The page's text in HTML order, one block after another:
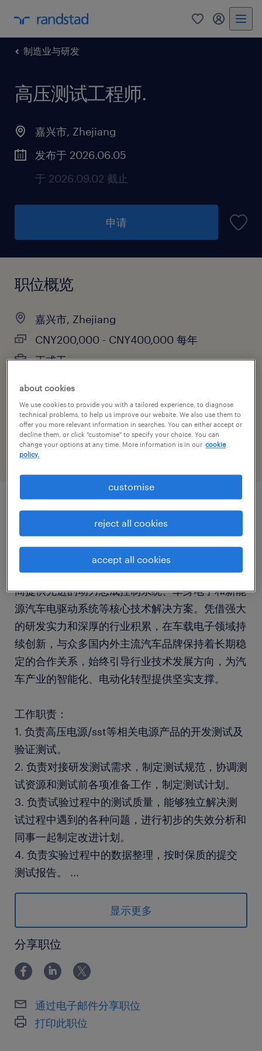
制造业与研发
高压测试工程师.
嘉兴市, Zhejiang
发布于 2026.06.05
于 2026.09.02 截止
申请
职位概览
嘉兴市, Zhejiang
CNY200,000 - CNY400,000 每年
正式工
主要职能
制造业与研发
该企业是汽车电子领域的佼佼者，专注于为整车厂
商提供先进的动力总成控制系统、车身电子和新能
源汽车电驱动系统等核心技术解决方案。凭借强大
的研发实力和深厚的行业积累，在车载电子领域持
续创新，与众多国内外主流汽车品牌保持着长期稳
定的合作关系，始终引导行业技术发展方向，为汽
车产业的智能化、电动化转型提供坚实支撑。​
工作职责：
1. 负责高压电源/sst等相关电源产品的开发测试及
验证测试。
2. 负责对接研发测试需求，制定测试规范，协调测
试资源和测试前各项准备工作，制定测试计划。
3. 负责试验过程中的测试质量，能够独立解决测
试过程中遇到的各种问题，进行初步的失效分析和
同事一起制定改进计划。
4. 负责实验过程中的数据整理，按时保质的提交
测试报告。 ...
5. 维护实验室环境，设备的保养等日常工作。
工作要求：
1.至少三年以上高压设备测试相关经验，耐压测
试，局放测试，温升测试等各种形式实验。
2.熟知电源，变频器，风电，新能源等相关测试标
3.熟悉各种办公软件，示波器，功率分析仪等。
4.熟悉电源及变频器的内部结构，同时最好也熟悉
显示更多
分享职位
通过电子邮件分享职位
打印此职位
about cookies
We use cookies to provide you with a tailored experience, to diagnose
technical problems, to help us improve our website. We also use them to
offer you more relevant information in searches. You can either accept or
decline them, or click "customise" to specify your choice. You can
change your options at any time. More information is in our cookie
policy.
customise
reject all cookies
accept all cookies